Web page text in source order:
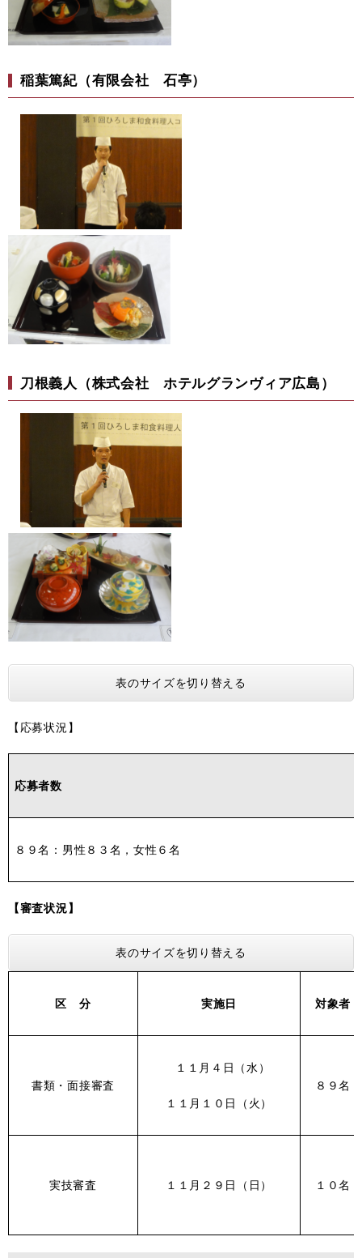
稲葉篤紀（有限会社 石亭）
刀根義人（株式会社 ホテルグランヴィア広島）
表のサイズを切り替える
【応募状況】
応募者数
８９名：男性８３名，女性６名
【審査状況】
表のサイズを切り替える
区 分 実施日 対象者
書類・面接審査
１１月４日（水）
１１月１０日（火）
８９名
実技審査 １１月２９日（日） １０名